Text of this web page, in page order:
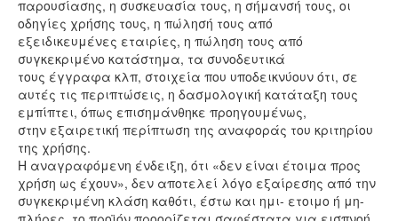
παρουσίασης, η συσκευασία τους, η σήμανσή τους, οι
οδηγίες χρήσης τους, η πώλησή τους από
εξειδικευμένες εταιρίες, η πώληση τους από
συγκεκριμένο κατάστημα, τα συνοδευτικά
τους έγγραφα κλπ, στοιχεία που υποδεικνύουν ότι, σε
αυτές τις περιπτώσεις, η δασμολογική κατάταξη τους
εμπίπτει, όπως επισημάνθηκε προηγουμένως,
στην εξαιρετική περίπτωση της αναφοράς του κριτηρίου
της χρήσης.
Η αναγραφόμενη ένδειξη, ότι «δεν είναι έτοιμα προς
χρήση ως έχουν», δεν αποτελεί λόγο εξαίρεσης από την
συγκεκριμένη κλάση καθότι, έστω και ημι- ετοιμο ή μη-